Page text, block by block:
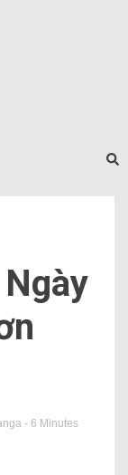
Ngày
- 6 Minutes